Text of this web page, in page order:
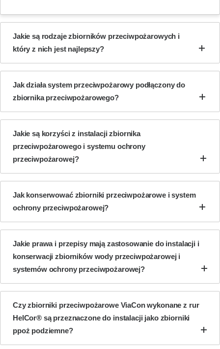
Jakie są rodzaje zbiorników przeciwpożarowych i
który z nich jest najlepszy?
Jak działa system przeciwpożarowy podłączony do
zbiornika przeciwpożarowego?
Jakie są korzyści z instalacji zbiornika
przeciwpożarowego i systemu ochrony
przeciwpożarowej?
Jak konserwować zbiorniki przeciwpożarowe i system
ochrony przeciwpożarowej?
Jakie prawa i przepisy mają zastosowanie do instalacji i
konserwacji zbiorników wody przeciwpożarowej i
systemów ochrony przeciwpożarowej?
Czy zbiorniki przeciwpożarowe ViaCon wykonane z rur
HelCor® są przeznaczone do instalacji jako zbiorniki
ppoż podziemne?